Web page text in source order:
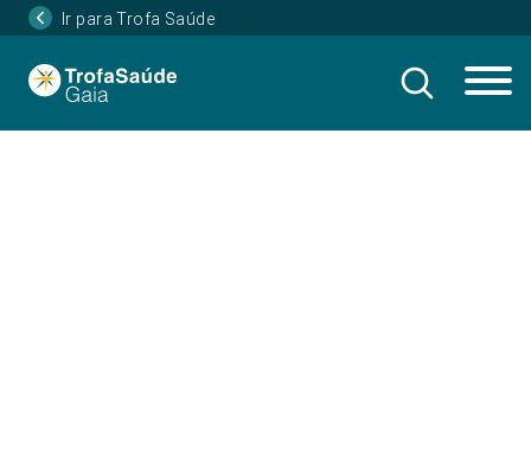
Ir para Trofa Saúde